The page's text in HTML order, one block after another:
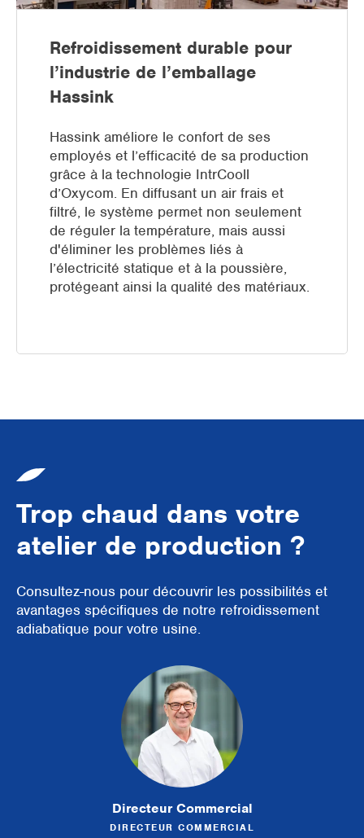
Refroidissement durable pour
l’industrie de l’emballage
Hassink
Hassink améliore le confort de ses
employés et l’efficacité de sa production
grâce à la technologie IntrCooll
d’Oxycom. En diffusant un air frais et
filtré, le système permet non seulement
de réguler la température, mais aussi
d'éliminer les problèmes liés à
l’électricité statique et à la poussière,
protégeant ainsi la qualité des matériaux.
Trop chaud dans votre
atelier de production ?
Consultez-nous pour découvrir les possibilités et
avantages spécifiques de notre refroidissement
adiabatique pour votre usine.
Directeur Commercial
DIRECTEUR COMMERCIAL